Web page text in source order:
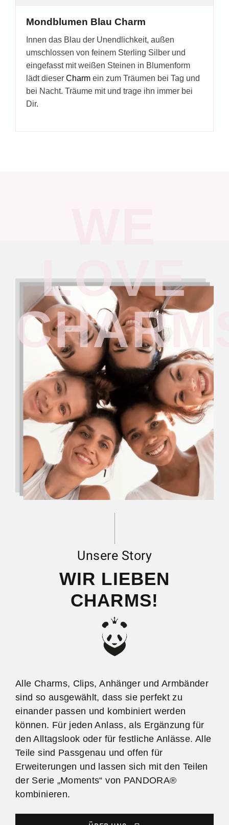
Mondblumen Blau Charm
Innen das Blau der Unendlichkeit, außen
umschlossen von feinem Sterling Silber und
eingefasst mit weißen Steinen in Blumenform
lädt dieser Charm ein zum Träumen bei Tag und
bei Nacht. Träume mit und trage ihn immer bei
Dir.
LOVE
Unsere Story
WIR LIEBEN
CHARMS!
Alle Charms, Clips, Anhänger und Armbänder
sind so ausgewählt, dass sie perfekt zu
einander passen und kombiniert werden
können. Für jeden Anlass, als Ergänzung für
den Alltagslook oder für festliche Anlässe. Alle
Teile sind Passgenau und offen für
Erweiterungen und lassen sich mit den Teilen
der Serie „Moments“ von PANDORA®
kombinieren.